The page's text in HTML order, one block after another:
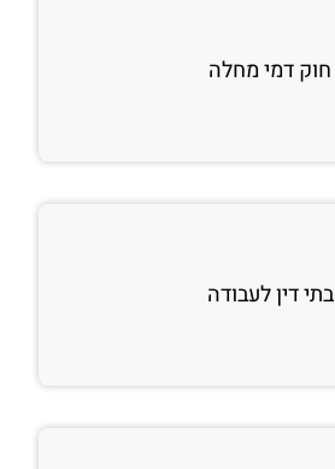
חוק דמי מחלה
בתי דין לעבודה